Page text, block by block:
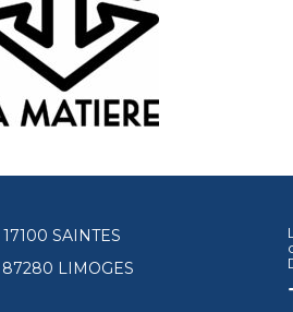
SAINTES
LIMOGES